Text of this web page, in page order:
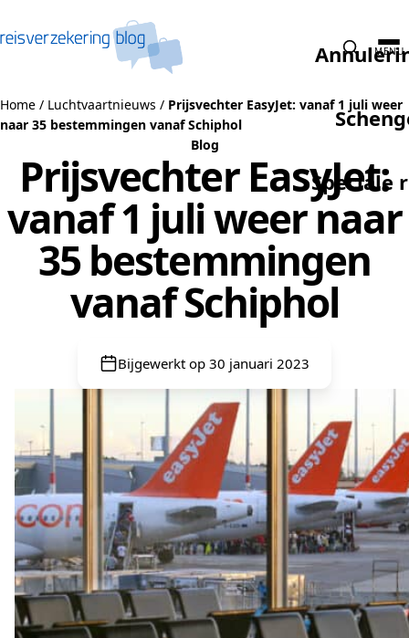
Speciale
MENU
Home / Luchtvaartnieuws / Prijsvechter EasyJet: vanaf 1 juli weer
naar 35 bestemmingen vanaf Schiphol
Blog
Prijsvechter EasyJet:
vanaf 1 juli weer naar
35 bestemmingen
vanaf Schiphol
Bijgewerkt op 30 januari 2023